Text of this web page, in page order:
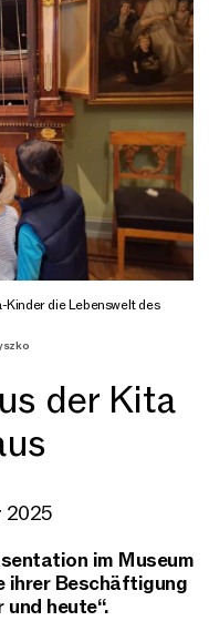
die Lebenswelt des
der Kita
2025
im Museum
ihrer Beschäftigung
heute“.